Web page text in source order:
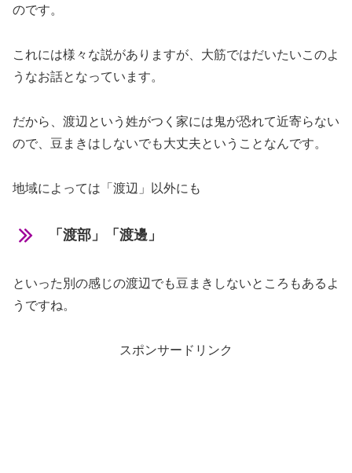
のです。
これには様々な説がありますが、大筋ではだいたいこのよ
うなお話となっています。
だから、渡辺という姓がつく家には鬼が恐れて近寄らない
ので、豆まきはしないでも大丈夫ということなんです。
地域によっては「渡辺」以外にも
「渡部」「渡邊」
といった別の感じの渡辺でも豆まきしないところもあるよ
うですね。
スポンサードリンク